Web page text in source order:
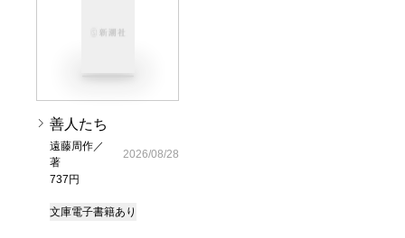
善人たち
遠藤周作／
著
737円
2026/08/28
文庫電子書籍あり